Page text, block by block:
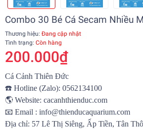
Combo 30 Bé Cá Secam Nhiều
Thương hiệu: Đang cập nhật
Tình trạng: Còn hàng
200.000₫
Cá Cảnh Thiên Đức
☎️ Hotline (Zalo): 0562134100
🌎 Website: cacanhthienduc.com
📧 Email : info@thienducaquarium.com
Địa chỉ: 57 Lê Thị Siêng, Ấp Tiền, Tân